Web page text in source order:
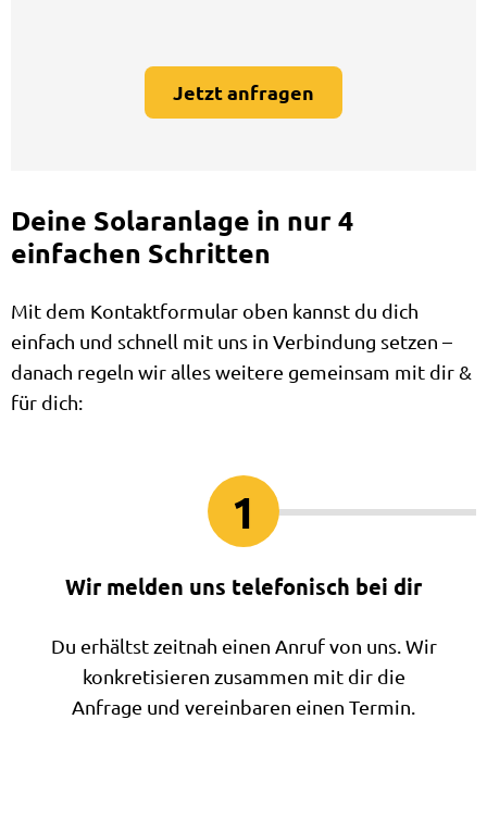
Jetzt anfragen
Deine Solaranlage in nur 4
einfachen Schritten
Mit dem Kontaktformular oben kannst du dich
einfach und schnell mit uns in Verbindung setzen –
danach regeln wir alles weitere gemeinsam mit dir &
für dich:
1
Wir melden uns telefonisch bei dir
Du erhältst zeitnah einen Anruf von uns. Wir
konkretisieren zusammen mit dir die
Anfrage und vereinbaren einen Termin.